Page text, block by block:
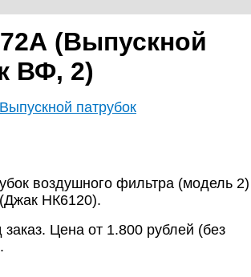
72А (Выпускной
ВФ, 2)
воздушного фильтра (модель 2)
НК6120).
Цена от 1.800 рублей (без